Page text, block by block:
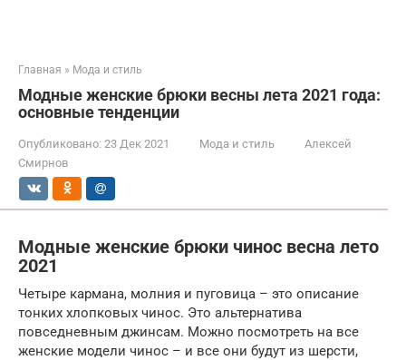
Главная » Мода и стиль
Модные женские брюки весны лета 2021 года:
основные тенденции
Опубликовано: 23 Дек 2021 Мода и стиль
Алексей
Смирнов
Модные женские брюки чинос весна лето
2021
Четыре кармана, молния и пуговица – это описание
тонких хлопковых чинос. Это альтернатива
повседневным джинсам. Можно посмотреть на все
женские модели чинос – и все они будут из шерсти,